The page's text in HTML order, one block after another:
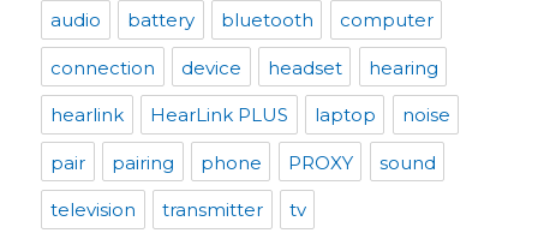
audio battery bluetooth computer
connection device headset hearing
hearlink HearLink PLUS laptop noise
pair pairing phone PROXY sound
television transmitter tv